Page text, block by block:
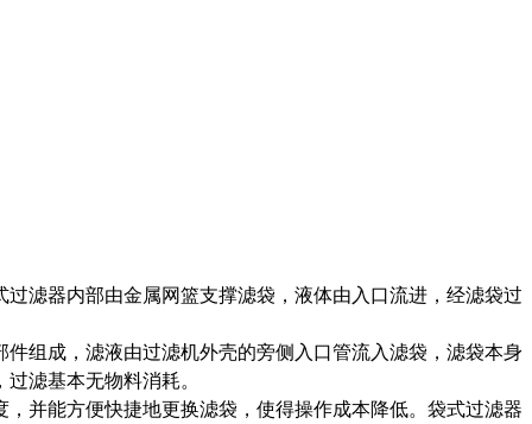
滤器内部由金属网篮支撑滤袋，液体由入口流进，经滤袋过
组成，滤液由过滤机外壳的旁侧入口管流入滤袋，滤袋本身
滤基本无物料消耗。
并能方便快捷地更换滤袋，使得操作成本降低。袋式过滤器